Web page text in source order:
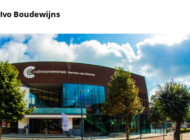
Ivo Boudewijns